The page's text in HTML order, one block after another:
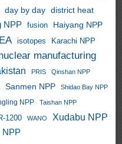
day by day district heat
NPP fusion Haiyang NPP
isotopes Karachi NPP
manufacturing
PRIS Qinshan NPP
Sanmen NPP Shidao Bay NPP
NPP Taishan NPP
1200 WANO
Xudabu NPP
NPP